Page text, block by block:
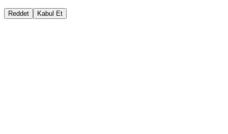
Reddet Kabul Et